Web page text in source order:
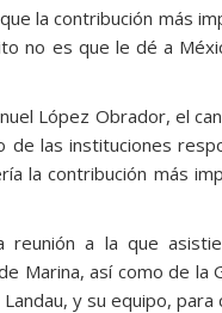
la contribución más
no es que le dé a
López Obrador, el
las instituciones
la contribución más
reunión a la que
Marina, así como de la
y su equipo,